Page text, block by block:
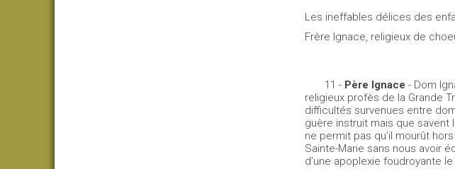
Les ineffables délices des
Frère Ignace, religieux de
11 - Père Ignace - Dom
religieux profès de la Grande
difficultés survenues entre
guère instruit mais que savent
ne permit pas qu’il mourût
Sainte-Marie sans nous avoir
d’une apoplexie foudroyante